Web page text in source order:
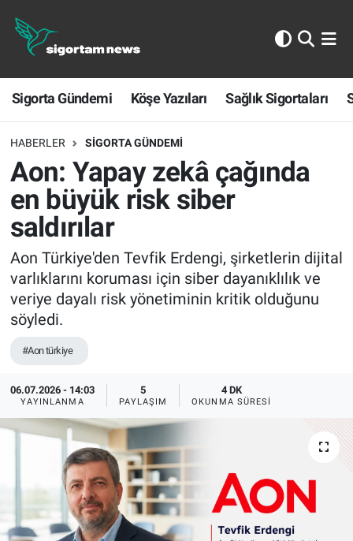
Sigorta Gündemi Köşe Yazıları Sağlık Sigortaları
HABERLER SIGORTA GÜNDEMI
Aon: Yapay zekâ çağında
en büyük risk siber
saldırılar
Aon Türkiye'den Tevfik Erdengi, şirketlerin dijital
varlıklarını koruması için siber dayanıklılık ve
veriye dayalı risk yönetiminin kritik olduğunu
söyledi.
#Aon türkiye
06.07.2026 - 14:03
YAYINLANMA
5
PAYLAŞIM
4 DK
OKUNMA SÜRESI
Sigorta Gündemi
Köşe Yazıları
Sağlık Sigortaları
Sporun Sigortası
Ekonomi